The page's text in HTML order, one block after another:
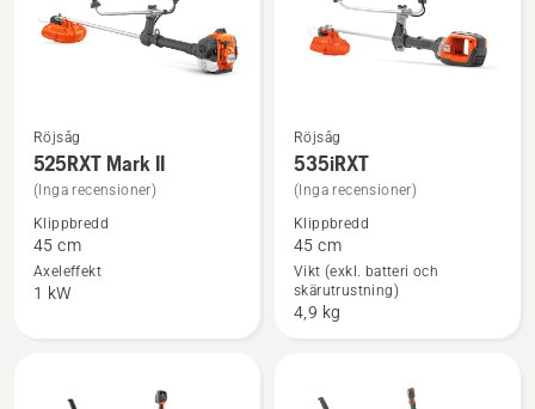
Se
mer
om
525RXT
Mark
Röjsåg
525RXT Mark II
(Inga recensioner)
Klippbredd
45 cm
Axeleffekt
1 kW
Se
mer
om
535iRXT
Röjsåg
535iRXT
(Inga recensioner)
Klippbredd
45 cm
Vikt (exkl. batteri och
skärutrustning)
4,9 kg